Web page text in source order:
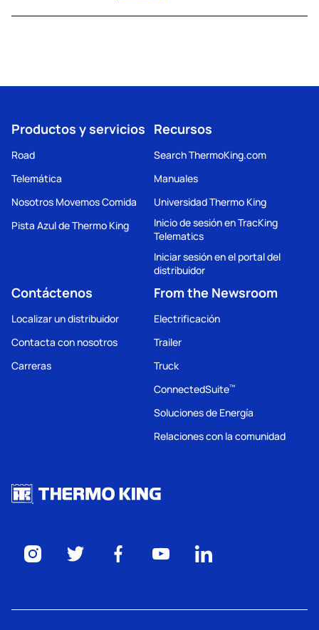
Productos y servicios
Road
Telemática
Nosotros Movemos Comida
Pista Azul de Thermo King
Recursos
Search ThermoKing.com
Manuales
Universidad Thermo King
Inicio de sesión en TracKing
Telematics
Iniciar sesión en el portal del
distribuidor
Contáctenos
Localizar un distribuidor
Contacta con nosotros
Carreras
From the Newsroom
Electrificación
Trailer
Truck
ConnectedSuite™
Soluciones de Energía
Relaciones con la comunidad